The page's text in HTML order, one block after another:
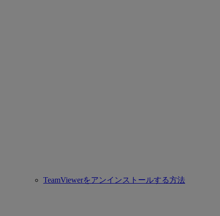
TeamViewerをアンインストールする方法